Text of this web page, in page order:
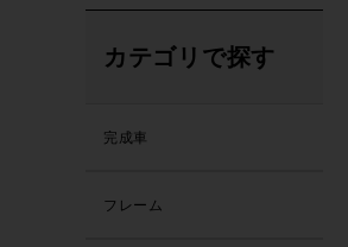
カテゴリで探す
完成車
フレーム